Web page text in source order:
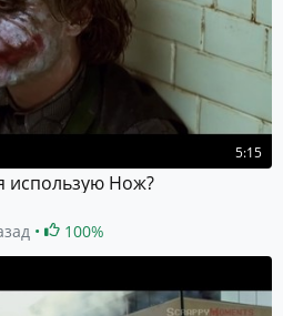
5:15
использую Нож?
100%